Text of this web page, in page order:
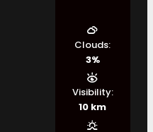
Clouds:
3%
Visibility:
10 km